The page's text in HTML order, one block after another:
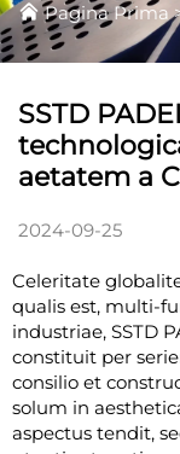
Pagina Prima
SSTD
aetatem a
2024-09-25
Celeritate
qualis est, multi-
industriae, SSTD
constituit per
consilio et
solum in
aspectus tendit,